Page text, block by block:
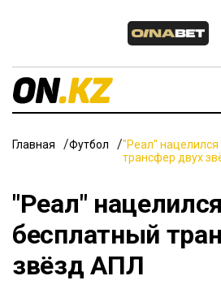
Главная Футбол
"Реал"
трансфер двух
"Реал"
бесплатный
звёзд АПЛ